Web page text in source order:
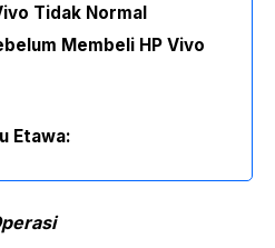
Tidak Normal
Membeli HP Vivo
Etawa: